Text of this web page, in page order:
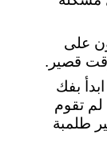
على
قصير.
ابدأ بفك
لم تقوم
طلمبة